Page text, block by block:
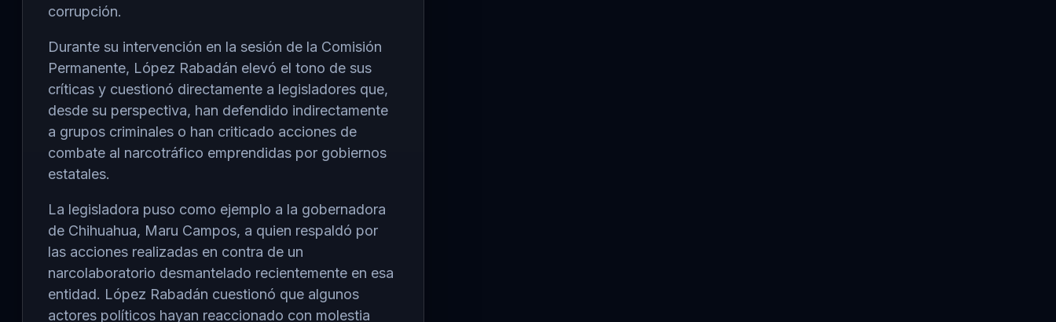
corrupción.
Durante su intervención en la sesión de la Comisión
Permanente, López Rabadán elevó el tono de sus
críticas y cuestionó directamente a legisladores que,
desde su perspectiva, han defendido indirectamente
a grupos criminales o han criticado acciones de
combate al narcotráfico emprendidas por gobiernos
estatales.
La legisladora puso como ejemplo a la gobernadora
de Chihuahua, Maru Campos, a quien respaldó por
las acciones realizadas en contra de un
narcolaboratorio desmantelado recientemente en esa
entidad. López Rabadán cuestionó que algunos
actores políticos hayan reaccionado con molestia